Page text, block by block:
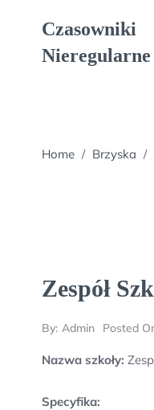
Czasowniki
Nieregularne
Home / Brzyska /
Zespół
By: Admin Posted
Nazwa szkoły:
Specyfika: